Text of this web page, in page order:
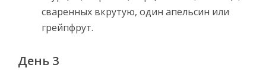
сваренных вкрутую, один апельсин или
грейпфрут.
День 3